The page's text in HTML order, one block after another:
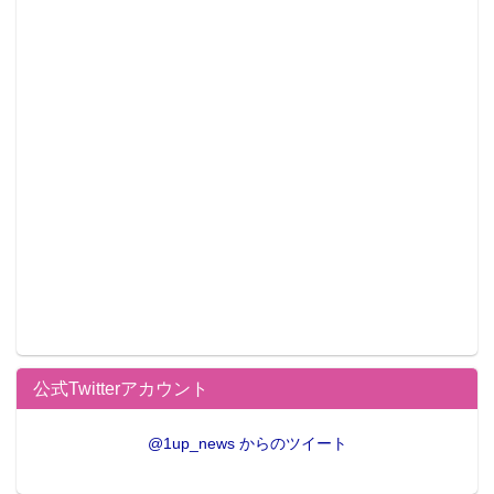
公式Twitterアカウント
@1up_news からのツイート